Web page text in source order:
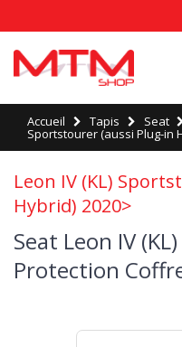
Accueil Tapis Seat
Sportstourer (aussi Plug-in
Leon IV (KL)
Hybrid) 2020>
Seat Leon IV
Protection